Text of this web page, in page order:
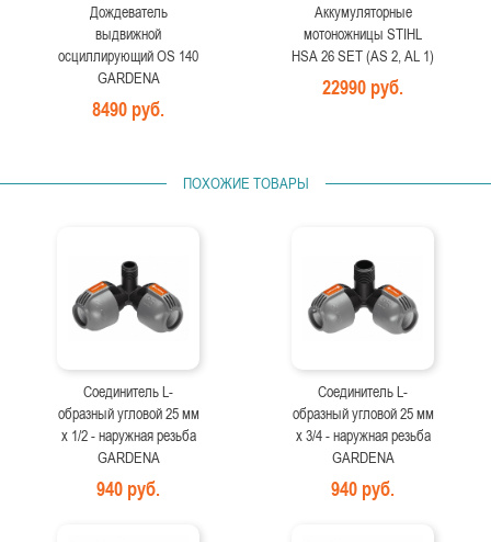
Дождеватель
выдвижной
осциллирующий OS 140
GARDENA
8490 руб.
Аккумуляторные
мотоножницы STIHL
HSA 26 SET (AS 2, AL 1)
22990 руб.
ПОХОЖИЕ ТОВАРЫ
Соединитель L-
образный угловой 25 мм
x 1/2 - наружная резьба
GARDENA
940 руб.
Соединитель L-
образный угловой 25 мм
x 3/4 - наружная резьба
GARDENA
940 руб.